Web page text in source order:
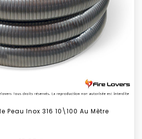
Peau Inox 316 10\100 Au Mètre